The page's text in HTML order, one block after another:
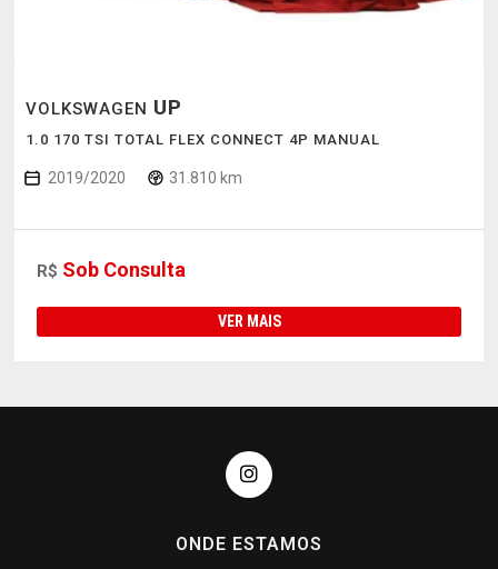
VOLKSWAGEN UP
1.0 170 TSI TOTAL FLEX CONNECT 4P MANUAL
2019/2020 31.810 km
R$ Sob Consulta
VER MAIS
ONDE ESTAMOS